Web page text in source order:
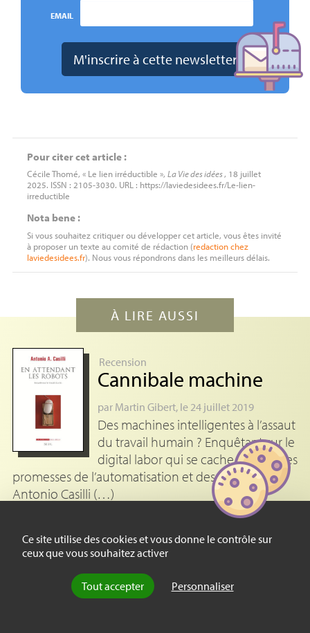
Ce site utilise des cookies et vous donne le contrôle sur
ceux que vous souhaitez activer
Tout accepter Personnaliser
EMAIL
Pour citer cet article :
Cécile Thomé, « Le lien irréductible », La Vie des idées, 18 juillet
2025. ISSN : 2105-3030. URL : https://laviedesidees.fr/Le-lien-
irreductible
Nota bene :
Si vous souhaitez critiquer ou développer cet article, vous êtes invité
à proposer un texte au comité de rédaction (redactionchez
laviedesidees.fr). Nous vous répondrons dans les meilleurs délais.
À LIRE AUSSI
Recension
Cannibale machine
par Martin Gibert, le 24 juillet 2019
Des machines intelligentes à l’assaut
du travail humain ? Enquêtant sur le
digital labor qui se cache derrière les
promesses de l’automatisation et des robots,
Antonio Casilli (…)